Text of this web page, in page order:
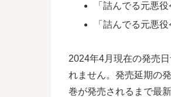
「詰んでる元悪
「詰んでる元悪
2024年4月現在の発売
れません。発売延期の
巻が発売されるまで最